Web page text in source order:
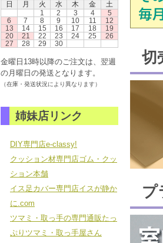
日
月 火 水 木 金
土
1
2 3 4
5
6
7 8 9 10 11
12
13
14 15 16 17 18
19
20
21 22 23 24 25
26
27
28 29 30
金曜日13時以降のご注文は、翌週
の月曜日の発送となります。
（在庫・発送状況により異なります）
姉妹店リンク
DIY専門店e-classy!
クッション材専門店ゴム・クッ
ション本舗
イス足カバー専門店イスが静か
に.com
ツマミ・取っ手の専門通販たっ
ぷりツマミ・取っ手屋さん
切
プ